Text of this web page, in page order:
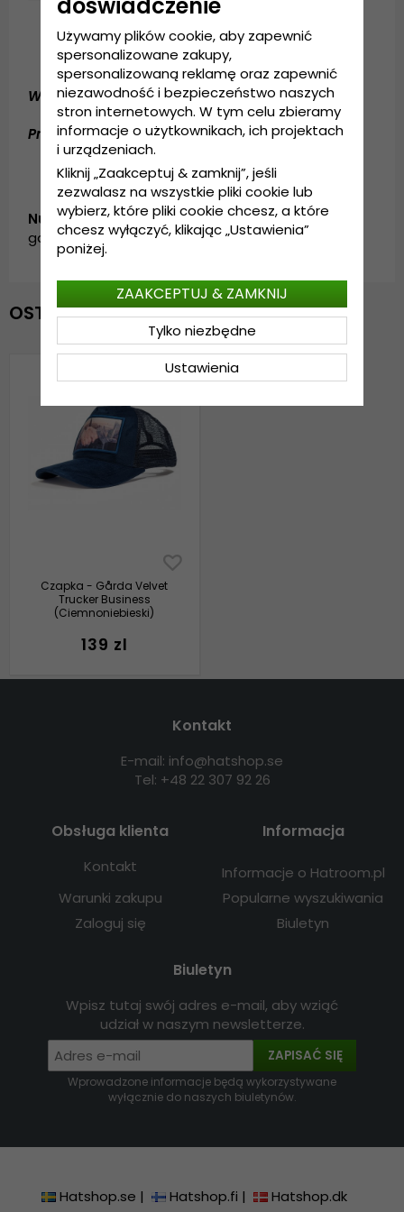
Regulacja z tyłu czapki
Wykonanie:Bawełna / Polyester
Przewodnik po rozmiarach:Rozmiar uniwersalny
Numer artykułu:
garda.cap.trucker.velvet.business-darkblue
OSTATNIO OGLĄDANE
Czapka - Gårda Velvet
Trucker Business
(Ciemnoniebieski)
139 zl
Kontakt
E-mail: info@hatshop.se
Tel: +48 22 307 92 26
Obsługa klienta
Kontakt
Warunki zakupu
Zaloguj się
Informacja
Informacje o Hatroom.pl
Popularne wyszukiwania
Biuletyn
Biuletyn
Wpisz tutaj swój adres e-mail, aby wziąć
udział w naszym newsletterze.
ZAPISAĆ SIĘ
Wprowadzone informacje będą wykorzystywane
wyłącznie do naszych biuletynów.
Hatshop.se | Hatshop.fi | Hatshop.dk
doświadczenie
Używamy plików cookie, aby zapewnić
spersonalizowane zakupy,
spersonalizowaną reklamę oraz zapewnić
niezawodność i bezpieczeństwo naszych
stron internetowych. W tym celu zbieramy
informacje o użytkownikach, ich projektach
i urządzeniach.
Kliknij „Zaakceptuj & zamknij”, jeśli
zezwalasz na wszystkie pliki cookie lub
wybierz, które pliki cookie chcesz, a które
chcesz wyłączyć, klikając „Ustawienia”
poniżej.
Ustawienia
Tylko niezbędne
ZAAKCEPTUJ & ZAMKNIJ